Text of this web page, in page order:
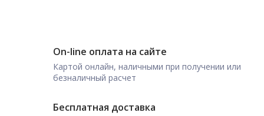
On-line оплата на сайте
Картой онлайн, наличными при получении или
безналичный расчет
Бесплатная доставка